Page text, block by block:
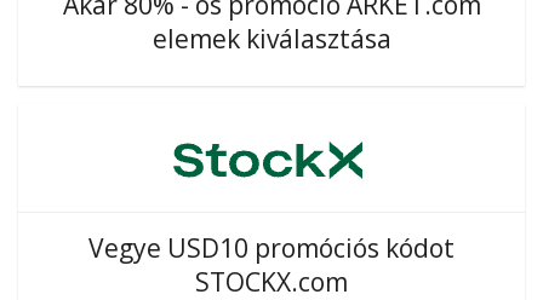
elemek kiválasztása
Vegye USD10 promóciós kódot
STOCKX.com